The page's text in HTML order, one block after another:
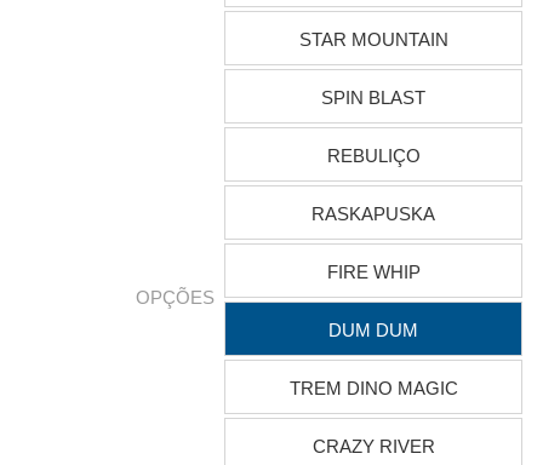
OPÇÕES
STAR MOUNTAIN
SPIN BLAST
REBULIÇO
RASKAPUSKA
FIRE WHIP
DUM DUM
TREM DINO MAGIC
CRAZY RIVER